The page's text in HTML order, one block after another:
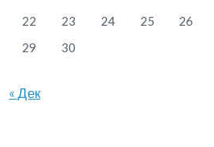
22
23 24 25 26
29
30
« Дек